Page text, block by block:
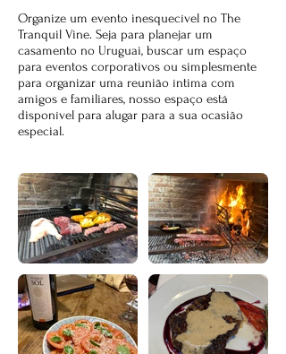
Organize um evento inesquecível no The
Tranquil Vine. Seja para planejar um
casamento no Uruguai, buscar um espaço
para eventos corporativos ou simplesmente
para organizar uma reunião íntima com
amigos e familiares, nosso espaço está
disponível para alugar para a sua ocasião
especial.